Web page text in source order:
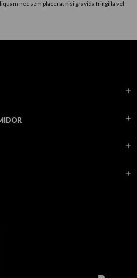
nec sem placerat nisi gravida fringilla vel